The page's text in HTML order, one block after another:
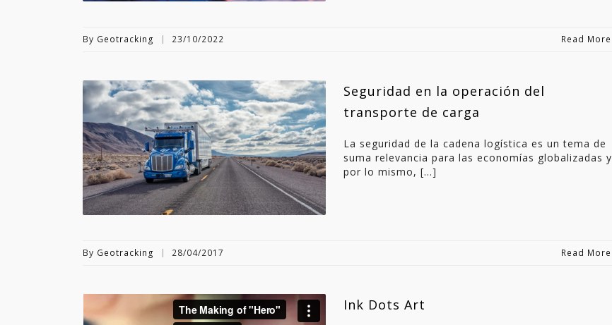
By Geotracking 23/10/2022 Read More
Seguridad en la operación del
transporte de carga
La seguridad de la cadena logística es un tema de
suma relevancia para las economías globalizadas y
por lo mismo, […]
By Geotracking 28/04/2017 Read More
Ink Dots Art